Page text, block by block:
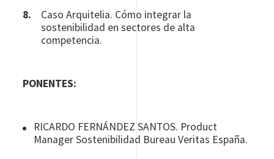
Caso Arquitelia. Cómo integrar la
sostenibilidad en sectores de alta
competencia.
PONENTES:
RICARDO FERNÁNDEZ SANTOS. Product
Manager Sostenibilidad Bureau Veritas España.